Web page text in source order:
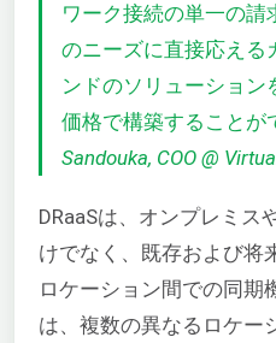
ワーク接続の単一の請
のニーズに直接応える
ンドのソリューション
価格で構築することが
Sandouka, COO @
DRaaSは、オンプレミス
けでなく、既存および将
ロケーション間での同期
は、複数の異なるロケー